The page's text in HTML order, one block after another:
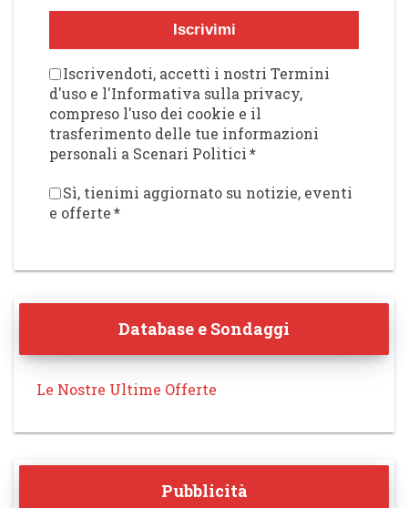
Iscrivimi
Iscrivendoti, accetti i nostri Termini
d'uso e l'Informativa sulla privacy,
compreso l'uso dei cookie e il
trasferimento delle tue informazioni
personali a Scenari Politici*
Sì, tienimi aggiornato su notizie, eventi
e offerte*
Database e Sondaggi
Le Nostre Ultime Offerte
Pubblicità